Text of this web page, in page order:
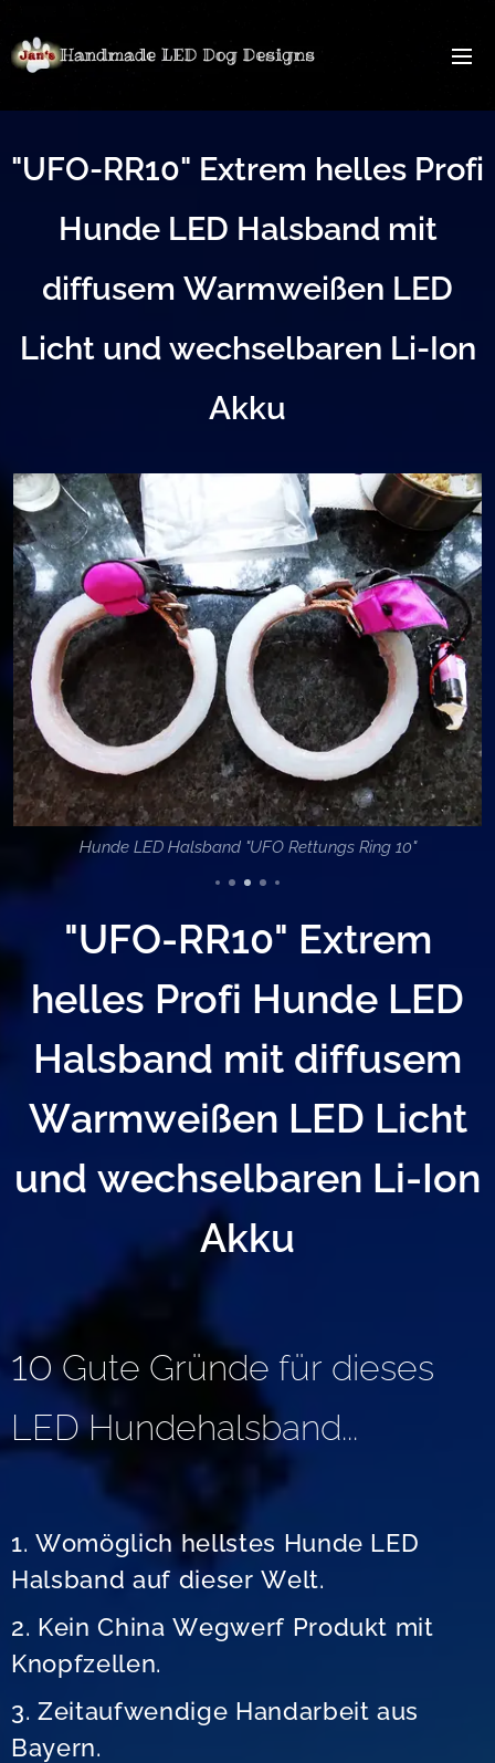
"UFO-RR10" Extrem helles Profi
Hunde LED Halsband mit
diffusem Warmweißen LED
Licht und wechselbaren Li-Ion
Akku
Hunde LED Halsband "UFO Rettungs Ring 10"
"UFO-RR10" Extrem
helles Profi Hunde LED
Halsband mit diffusem
Warmweißen LED Licht
und wechselbaren Li-Ion
Akku
10Gute Gründe für dieses
LED Hundehalsband...
1. Womöglich hellstes Hunde LED
Halsband auf dieser Welt.
2. Kein China Wegwerf Produkt mit
Knopfzellen.
3. Zeitaufwendige Handarbeit aus
Bayern.